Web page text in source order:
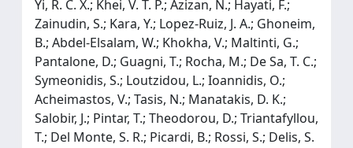
Yi, R. C. X.; Khei, V. T. P.; Azizan, N.; Hayati, F.;
Zainudin, S.; Kara, Y.; Lopez-Ruiz, J. A.; Ghoneim,
B.; Abdel-Elsalam, W.; Khokha, V.; Maltinti, G.;
Pantalone, D.; Guagni, T.; Rocha, M.; De Sa, T. C.;
Symeonidis, S.; Loutzidou, L.; Ioannidis, O.;
Acheimastos, V.; Tasis, N.; Manatakis, D. K.;
Salobir, J.; Pintar, T.; Theodorou, D.; Triantafyllou,
T.; Del Monte, S. R.; Picardi, B.; Rossi, S.; Delis, S.